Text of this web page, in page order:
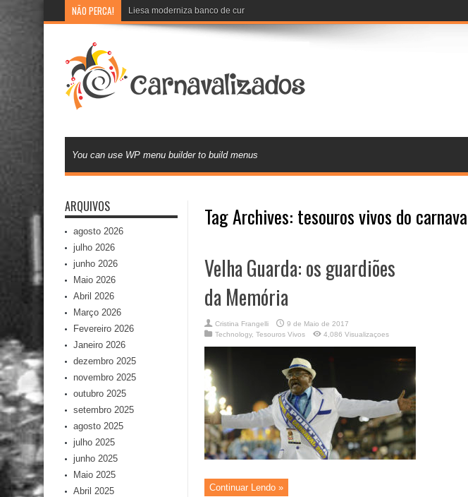
NÃO PERCA! Liesa moderniza banco de currículos e inova na seleção de jurad
You can use WP menu builder to build menus
Tag Archives: tesouros vivos do
Velha Guarda: os guardiões
da Memória
Cristina Frangelli
9 de Maio de 2017
Technology, Tesouros Vivos 4,086 Visualizaçoes
Continuar Lendo »
ARQUIVOS
agosto 2026
julho 2026
junho 2026
Maio 2026
Abril 2026
Março 2026
Fevereiro 2026
Janeiro 2026
dezembro 2025
novembro 2025
outubro 2025
setembro 2025
agosto 2025
julho 2025
junho 2025
Maio 2025
Abril 2025